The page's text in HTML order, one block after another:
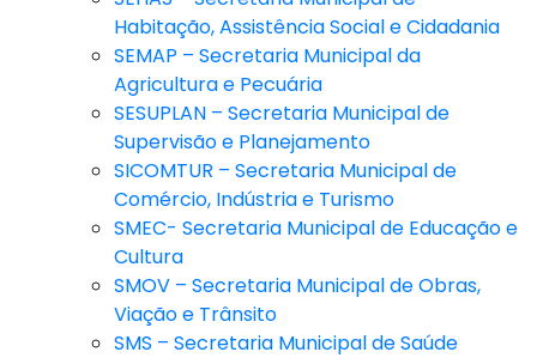
Habitação, Assistência Social e Cidadania
SEMAP – Secretaria Municipal da
Agricultura e Pecuária
SESUPLAN – Secretaria Municipal de
Supervisão e Planejamento
SICOMTUR – Secretaria Municipal de
Comércio, Indústria e Turismo
SMEC- Secretaria Municipal de Educação e
Cultura
SMOV – Secretaria Municipal de Obras,
Viação e Trânsito
SMS – Secretaria Municipal de Saúde